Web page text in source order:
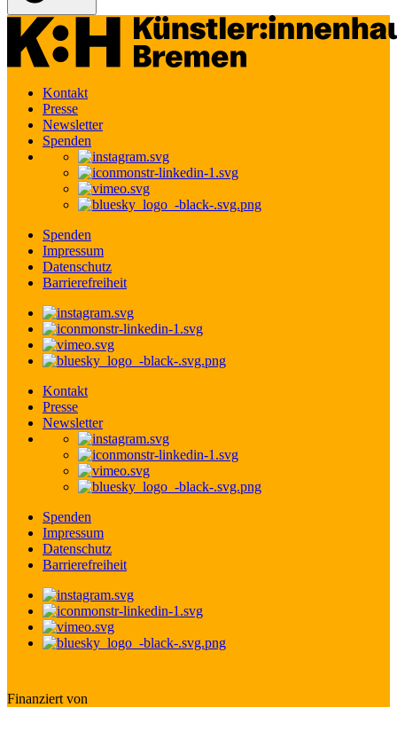
Kontakt
Presse
Newsletter
Spenden
Spenden
Impressum
Datenschutz
Barrierefreiheit
Kontakt
Presse
Newsletter
Spenden
Impressum
Datenschutz
Barrierefreiheit
Finanziert von